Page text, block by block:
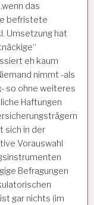
das
befristete
Umsetzung hat
eh kaum
nimmt -als
so ohne weiteres
Haftungen
sich in der
Vorauswahl
Befragungen
gar nichts (im